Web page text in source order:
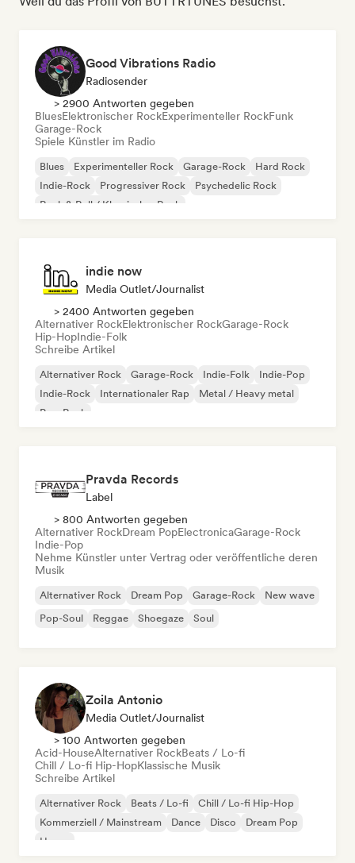
Good Vibrations Radio
Radiosender
> 2900 Antworten gegeben
BluesElektronischer RockExperimenteller RockFunk
Garage-Rock
Spiele Künstler im Radio
Blues Experimenteller Rock Garage-Rock
Hard Rock
Indie-Rock
Progressiver Rock
Psychedelic Rock
Rock & Roll / Klassischer Rock
indie now
Media Outlet/Journalist
> 2400 Antworten gegeben
Alternativer RockElektronischer RockGarage-Rock
Hip-HopIndie-Folk
Schreibe Artikel
Alternativer Rock Garage-Rock Indie-Folk
Indie-Pop
Indie-Rock
Internationaler Rap
Metal / Heavy metal
Pop-Rock
Pravda Records
Label
> 800 Antworten gegeben
Alternativer RockDream PopElectronicaGarage-Rock
Indie-Pop
Nehme Künstler unter Vertrag oder veröffentliche deren
Musik
Alternativer Rock Dream Pop Garage-Rock
New wave
Pop-Soul
Reggae Shoegaze Soul
Zoila Antonio
Media Outlet/Journalist
> 100 Antworten gegeben
Acid-HouseAlternativer RockBeats / Lo-fi
Chill / Lo-fi Hip-HopKlassische Musik
Schreibe Artikel
Alternativer Rock Beats / Lo-fi
Chill / Lo-fi Hip-Hop
Kommerziell / Mainstream
Dance Disco
Dream Pop
House